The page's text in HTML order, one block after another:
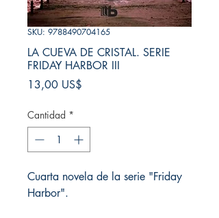
SKU: 9788490704165
LA CUEVA DE CRISTAL. SERIE
FRIDAY HARBOR III
13,00 US$
Cantidad *
Cuarta novela de la serie "Friday
Harbor".